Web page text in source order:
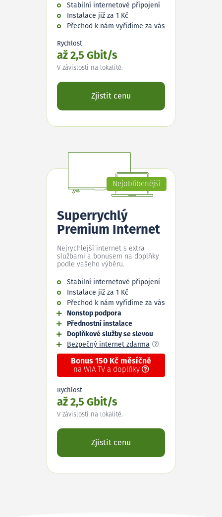
Stabilní internetové připojení
Instalace již za 1 Kč
Přechod k nám vyřídíme za vás
Rychlost
až 2,5 Gbit/s
V závislosti na lokalitě.
Zjistit cenu
Nejoblíbenější
Superrychlý
Premium Internet
Nejrychlejší internet s extra
službami a bonusem na doplňky
podle vašeho výběru.
Stabilní internetové připojení
Instalace již za 1 Kč
Přechod k nám vyřídíme za vás
Nonstop podpora
Přednostní instalace
Doplňkové služby se slevou
Bezpečný internet zdarma
Bonus 150 Kč měsíčně
na WIA TV a doplňky
Rychlost
až 2,5 Gbit/s
V závislosti na lokalitě.
Zjistit cenu